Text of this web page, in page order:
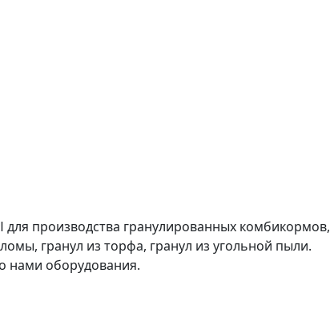
производства гранулированных комбикормов,
гранул из торфа, гранул из угольной пыли.
нами оборудования.